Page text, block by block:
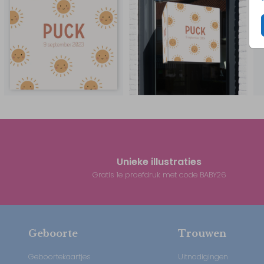
Unieke illustraties
Gratis 1e proefdruk met code BABY26
Geboorte
Geboortekaartjes
Trouwen
Uitnodigingen